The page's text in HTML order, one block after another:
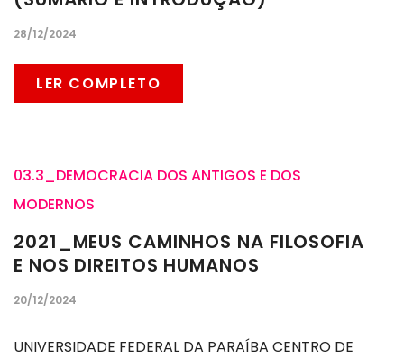
28/12/2024
LER COMPLETO
03.3_DEMOCRACIA DOS ANTIGOS E DOS
MODERNOS
2021_MEUS CAMINHOS NA FILOSOFIA
E NOS DIREITOS HUMANOS
20/12/2024
UNIVERSIDADE FEDERAL DA PARAÍBA CENTRO DE